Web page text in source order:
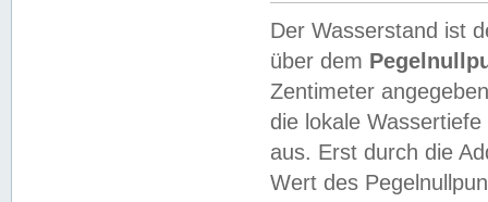
Der Wasserstand ist
über dem
Zentimeter
die lokale
aus. Erst durch die
Wert des